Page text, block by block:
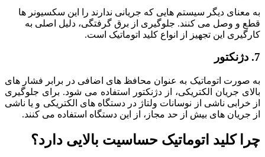
به معنای دیگر سیستم هایی که جریانی ندارند را این سکسیونر ها
قطع و وصل می کنند. جلوگیری از برق گرفتگی، دلیل اصلی به
کارگیری این تجهیز از انواع کلید اتوماتیک است.
7. دژنکتور
به صورت اتوماتیک به عنوان محافظ های اضافی در برابر فشار های
بالای جریان الکتریکی، از دژنکتور استفاده می شود. برای جلوگیری
از خرابی ناشی از نوسانات ولتاژ در دستگاه های الکتریکی و یا ناشی
از جریان های بیش از حد مجاز، از این دستگاه استفاده می کنند.
چرا کلید اتوماتیک حساسیت بالایی دارد؟